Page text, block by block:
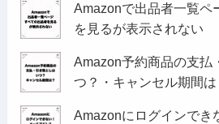
Amazonで出品者一覧ペ
を見るが表示されない
Amazon予約商品の支払
つ？・キャンセル期間は
Amazonにログインでき